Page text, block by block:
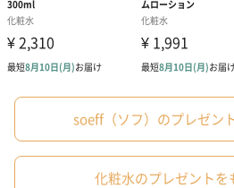
soeff（ソフ）のプレゼン
化粧水のプレゼントを